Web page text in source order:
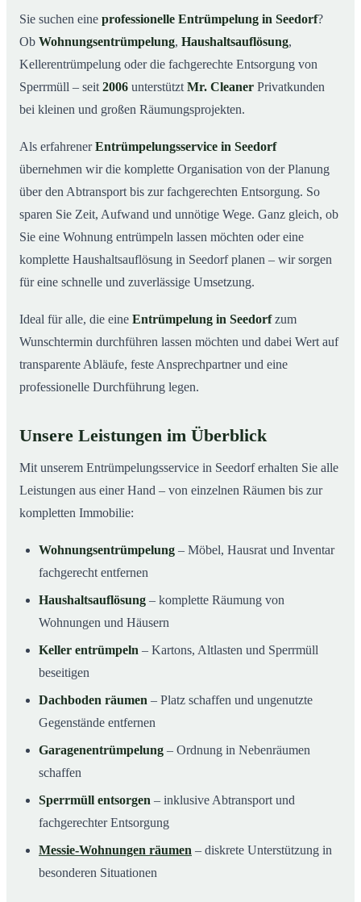
03Was kostet eine Entrümpelung in Seedorf?
04Warum Mr. Cleaner in Seedorf?
05Typische Anlässe für eine Entrümpelung
08Entrümpelung in Seedorf – so arbeiten unsere Profis
Sie suchen eine professionelle Entrümpelung in Seedorf?
Ob Wohnungsentrümpelung, Haushaltsauflösung,
Kellerentrümpelung oder die fachgerechte Entsorgung von
Sperrmüll – seit 2006 unterstützt Mr. Cleaner Privatkunden
bei kleinen und großen Räumungsprojekten.
Als erfahrenerEntrümpelungsservice in Seedorf
übernehmen wir die komplette Organisation von der Planung
über den Abtransport bis zur fachgerechten Entsorgung. So
sparen Sie Zeit, Aufwand und unnötige Wege. Ganz gleich, ob
Sie eine Wohnung entrümpeln lassen möchten oder eine
komplette Haushaltsauflösung in Seedorf planen – wir sorgen
für eine schnelle und zuverlässige Umsetzung.
Ideal für alle, die eine Entrümpelung in Seedorfzum
Wunschtermin durchführen lassen möchten und dabei Wert auf
transparente Abläufe, feste Ansprechpartner und eine
professionelle Durchführung legen.
Unsere Leistungen im Überblick
Mit unserem Entrümpelungsservice in Seedorf erhalten Sie alle
Leistungen aus einer Hand – von einzelnen Räumen bis zur
kompletten Immobilie:
Wohnungsentrümpelung – Möbel, Hausrat und Inventar
fachgerecht entfernen
Haushaltsauflösung – komplette Räumung von
Wohnungen und Häusern
Keller entrümpeln – Kartons, Altlasten und Sperrmüll
beseitigen
Dachboden räumen – Platz schaffen und ungenutzte
Gegenstände entfernen
Garagenentrümpelung – Ordnung in Nebenräumen
schaffen
Sperrmüll entsorgen – inklusive Abtransport und
fachgerechter Entsorgung
Messie-Wohnungen räumen – diskrete Unterstützung in
besonderen Situationen